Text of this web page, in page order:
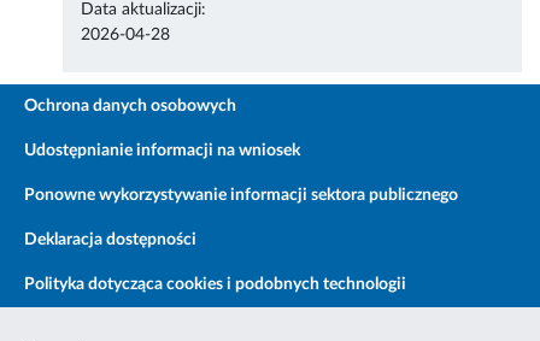
Data aktualizacji:
2026-04-28
Ochrona danych osobowych
Udostępnianie informacji na wniosek
Ponowne wykorzystywanie informacji sektora publicznego
Deklaracja dostępności
Polityka dotycząca cookies i podobnych technologii